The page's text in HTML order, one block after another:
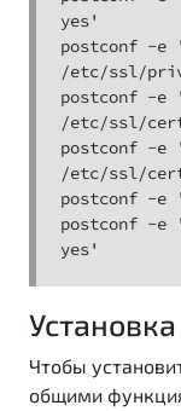
yes'
postconf -e
/etc/ssl/
postconf -e
/etc/ssl/
postconf -e
/etc/ssl/
postconf -e
postconf -e
yes'
Чтобы
общими